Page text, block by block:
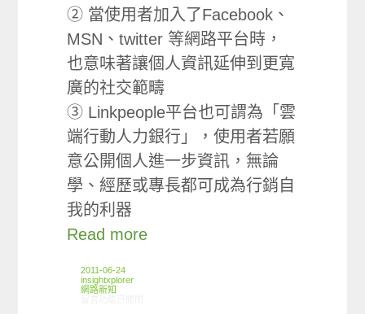
② 當使用者加入了Facebook、
MSN、twitter 等網路平台時，
也意味著讓個人資訊延伸到更寬
廣的社交範疇
③ Linkpeople平台也可謂為「雲
端行動人力銀行」，使用者若願
意公開個人進一步資訊，無論
學、經歷或專長都可成為行銷自
我的利器
Read more
2011-06-24
insightxplorer
網路新知